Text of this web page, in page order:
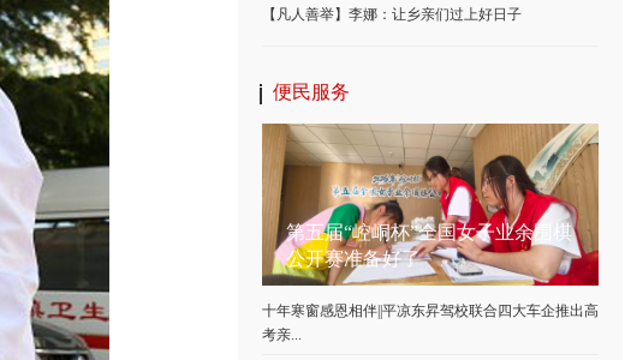
【凡人善举】李娜：让乡亲们过上好日子
便民服务
第五届“崆峒杯”全国女子业余围棋
公开赛准备好了
十年寒窗感恩相伴||平凉东昇驾校联合四大车企推出高
考亲...